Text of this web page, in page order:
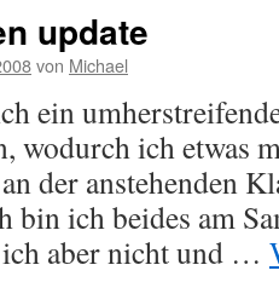
update
von Michael
ein
wodurch ich etwas
der anstehenden
bin ich beides am
aber nicht und …